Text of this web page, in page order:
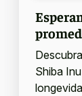
Shiba